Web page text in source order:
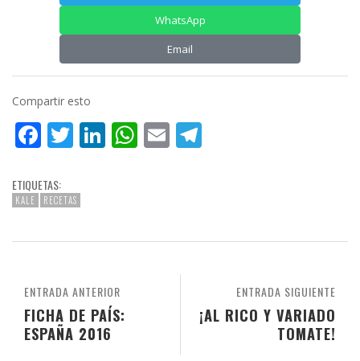
WhatsApp
Email
Compartir esto
Facebook
Twitter
LinkedIn
WhatsApp
Email
ETIQUETAS:
KALE RECETAS
ENTRADA SIGUIENTE
¡AL RICO Y VARIADO
TOMATE!
ENTRADA ANTERIOR
FICHA DE PAÍS:
ESPAÑA 2016